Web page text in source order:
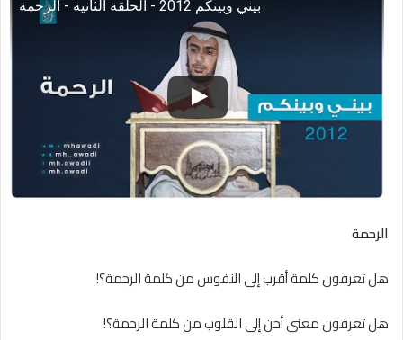
بيني وبينكم 2012 - الحلقة الثانية - الرحمة
الرحمة
هل تعرفون كلمة أقرب إلى النفوس من كلمة الرحمة؟!
هل تعرفون معنى أحن إلى القلوب من كلمة الرحمة؟!